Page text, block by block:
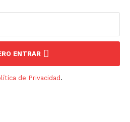
ENTRAR
de Privacidad .